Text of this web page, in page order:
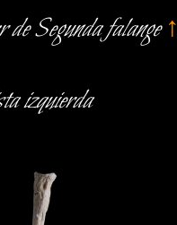
de Segunda falange↑
izquierda